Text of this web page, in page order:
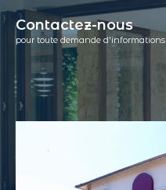
Contactez-nous
pour toute demande d'informations
Type
d'offre
Vente
Type
Type de bien